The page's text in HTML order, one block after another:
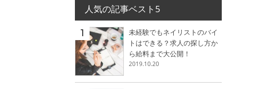
人気の記事ベスト5
未経験でもネイリストのバイ
トはできる？求人の探し方か
ら給料まで大公開！
2019.10.20